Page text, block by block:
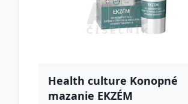
Health culture Konopné
mazanie EKZÉM